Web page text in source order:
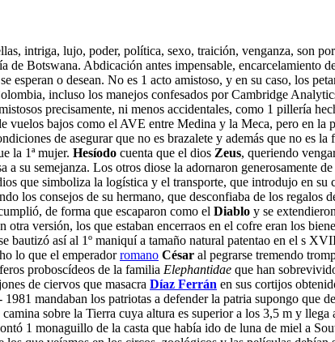
intriga, lujo, poder, política, sexo, traición, venganza, son
de Botswana. Abdicación antes impensable, encarcelamiento
esperan o desean. No es 1 acto amistoso, y en su caso, los
incluso los manejos confesados por Cambridge
precisamente, ni menos accidentales, como 1 pillería
vuelos bajos como el AVE entre Medina y la Meca, pero en
de asegurar que no es brazalete y además que no es la
la 1ª mujer. Hesíodo cuenta que el dios Zeus, queriendo
a su semejanza. Los otros diose la adornaron generosamente
que simboliza la logística y el transporte, que introdujo en
los consejos de su hermano, que desconfiaba de los regalos
de forma que escaparon como el Diablo y se
versión, los que estaban encerraos en el cofre eran los
así al 1º maniquí a tamaño natural patentao en el s
lo que el emperadorromano César al pegrarse tremendo
proboscídeos de la familia Elephantidae que han
de ciervos que masacra Díaz Ferrán en sus cortijos
mandaban los patriotas a defender la patria supongo que
sobre la Tierra cuya altura es superior a los 3,5 m y
1 monaguillo de la casta que había ido de luna de miel a